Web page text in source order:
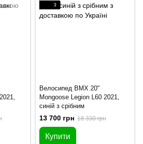
3
Велосипед BMX 20"
Mongoose Legion L60 2021,
синій з срібним
13 700 грн 18 330 грн
Купити